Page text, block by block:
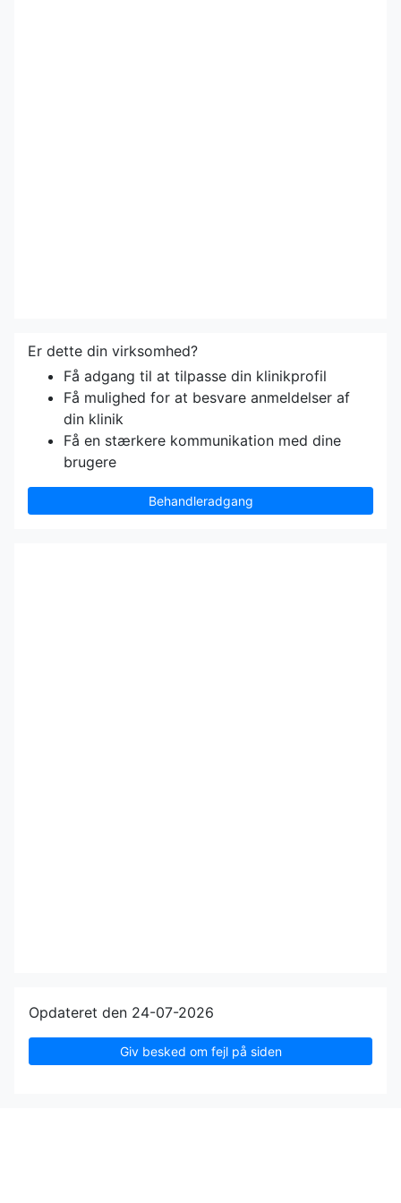
Er dette din virksomhed?
Få adgang til at tilpasse din klinikprofil
Få mulighed for at besvare anmeldelser af
din klinik
Få en stærkere kommunikation med dine
brugere
Behandleradgang
Opdateret den 24-07-2026
Giv besked om fejl på siden